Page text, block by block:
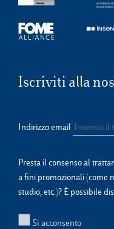
Iscriviti alla
Indirizzo email
Presta il consenso al
a fini promozionali (come
studio, etc.)? È possibile
Sì acconsento